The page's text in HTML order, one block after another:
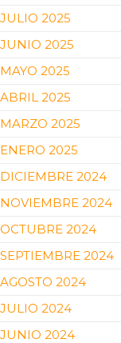
JULIO 2025
JUNIO 2025
MAYO 2025
ABRIL 2025
MARZO 2025
ENERO 2025
DICIEMBRE 2024
NOVIEMBRE 2024
OCTUBRE 2024
SEPTIEMBRE 2024
AGOSTO 2024
JULIO 2024
JUNIO 2024